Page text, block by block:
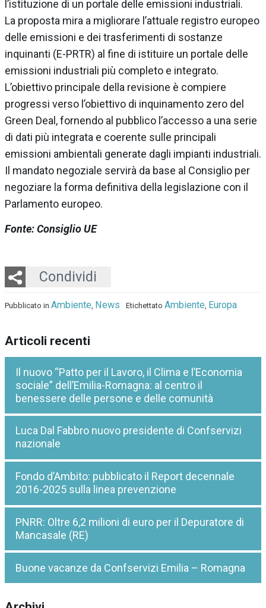
l’istituzione di un portale delle emissioni industriali.
La proposta mira a migliorare l’attuale registro europeo
delle emissioni e dei trasferimenti di sostanze
inquinanti (E-PRTR) al fine di istituire un portale delle
emissioni industriali più completo e integrato.
L’obiettivo principale della revisione è compiere
progressi verso l’obiettivo di inquinamento zero del
Green Deal, fornendo al pubblico l’accesso a una serie
di dati più integrata e coerente sulle principali
emissioni ambientali generate dagli impianti industriali.
Il mandato negoziale servirà da base al Consiglio per
negoziare la forma definitiva della legislazione con il
Parlamento europeo.
Fonte: Consiglio UE
Condividi
Twitter
LinkedIn
Email
Whatsapp
Pubblicato in Ambiente, News Etichettato Ambiente, Europa
Articoli recenti
Il nuovo “Patto per il Lavoro, il Clima e l’Economia
sociale” dell’Emilia-Romagna: al centro il
benessere delle persone e delle comunità
Luca Dal Fabbro nuovo presidente di Confservizi
nazionale
Fondo d’Ambito: pubblicato il Report decennale
2016-2025 sulla linea prevenzione
PNRR: Oltre 6,2 milioni di euro per il Depuratore di
Mancasale (RE)
Buone vacanze da Confservizi Emilia – Romagna